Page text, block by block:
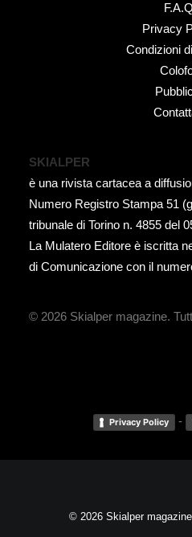
Privacy
Condizioni
SKIALPER
è una rivista cartacea a
Numero Registro Stampa 51
tribunale di Torino n. 4855 del
La Mulatero Editore è iscritta
di Comunicazione con il
© 2026 Skialper magazine.
Privacy Policy -
© 2026 Skialper